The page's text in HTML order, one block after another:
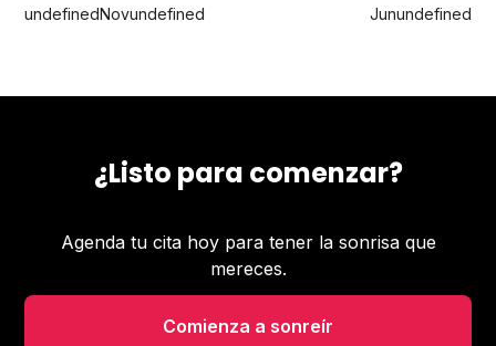
undefinedNovundefined Junundefined
¿Listo para comenzar?
Agenda tu cita hoy para tener la sonrisa que
mereces.
Comienza a sonreír